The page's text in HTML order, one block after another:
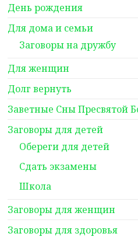
День рождения
Для дома и семьи
Заговоры на дружбу
Для женщин
Долг вернуть
Заветные Сны Пресвятой
Заговоры для детей
Обереги для детей
Сдать экзамены
Школа
Заговоры для женщин
Заговоры для здоровья